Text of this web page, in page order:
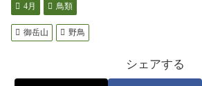
4月 鳥類
御岳山 野鳥
シェアする